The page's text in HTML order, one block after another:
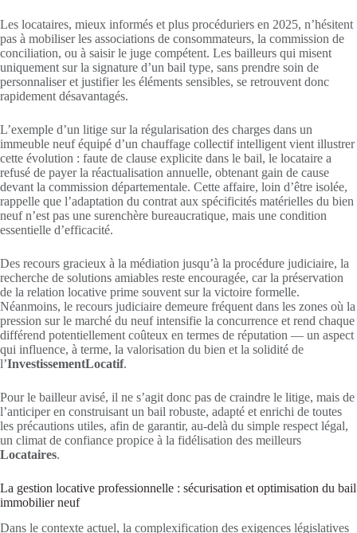
Les locataires, mieux informés et plus procéduriers en 2025, n’hésitent
pas à mobiliser les associations de consommateurs, la commission de
conciliation, ou à saisir le juge compétent. Les bailleurs qui misent
uniquement sur la signature d’un bail type, sans prendre soin de
personnaliser et justifier les éléments sensibles, se retrouvent donc
rapidement désavantagés.
L’exemple d’un litige sur la régularisation des charges dans un
immeuble neuf équipé d’un chauffage collectif intelligent vient illustrer
cette évolution : faute de clause explicite dans le bail, le locataire a
refusé de payer la réactualisation annuelle, obtenant gain de cause
devant la commission départementale. Cette affaire, loin d’être isolée,
rappelle que l’adaptation du contrat aux spécificités matérielles du bien
neuf n’est pas une surenchère bureaucratique, mais une condition
essentielle d’efficacité.
Des recours gracieux à la médiation jusqu’à la procédure judiciaire, la
recherche de solutions amiables reste encouragée, car la préservation
de la relation locative prime souvent sur la victoire formelle.
Néanmoins, le recours judiciaire demeure fréquent dans les zones où la
pression sur le marché du neuf intensifie la concurrence et rend chaque
différend potentiellement coûteux en termes de réputation — un aspect
qui influence, à terme, la valorisation du bien et la solidité de
l’InvestissementLocatif.
Pour le bailleur avisé, il ne s’agit donc pas de craindre le litige, mais de
l’anticiper en construisant un bail robuste, adapté et enrichi de toutes
les précautions utiles, afin de garantir, au-delà du simple respect légal,
un climat de confiance propice à la fidélisation des meilleurs
Locataires.
La gestion locative professionnelle : sécurisation et optimisation du bail
immobilier neuf
Dans le contexte actuel, la complexification des exigences législatives